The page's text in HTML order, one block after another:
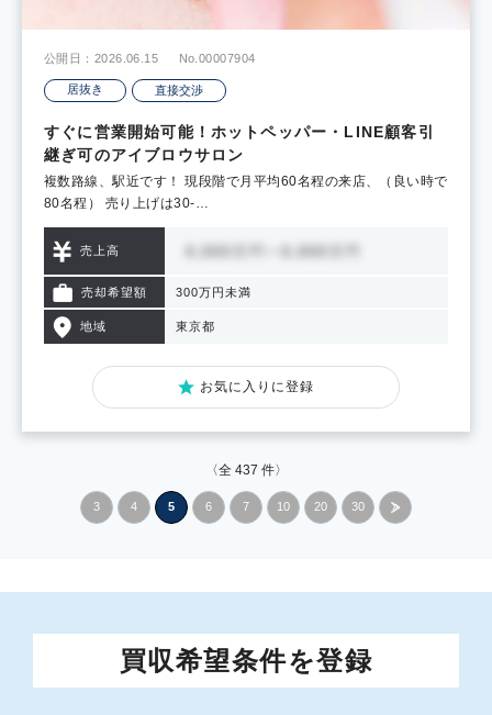
公開日：2026.06.15 No.00007904
居抜き 直接交渉
すぐに営業開始可能！ホットペッパー・LINE顧客引
継ぎ可のアイブロウサロン
複数路線、駅近です！ 現段階で月平均60名程の来店、（良い時で
80名程） 売り上げは30-…
売上高
売却希望額 300万円未満
地域 東京都
お気に入りに登録
〈全 437 件〉
3 4 5 6 7 10 20 30 »
買収希望条件を登録